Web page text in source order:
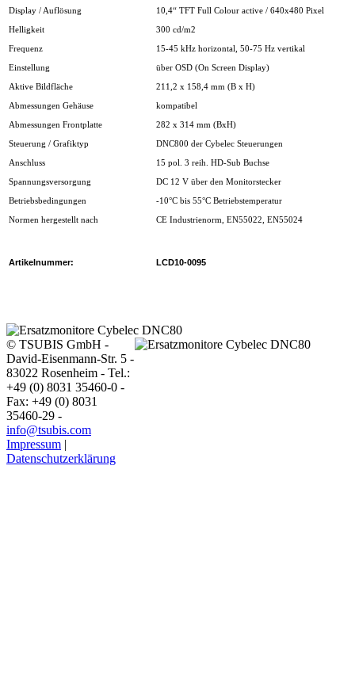
Display / Auflösung 10,4“ TFT Full Colour active / 640x480 Pixel
Helligkeit 300 cd/m2
Frequenz 15-45 kHz horizontal, 50-75 Hz vertikal
Einstellung über OSD (On Screen Display)
Aktive Bildfläche 211,2 x 158,4 mm (B x H)
Abmessungen Gehäuse kompatibel
Abmessungen Frontplatte 282 x 314 mm (BxH)
Steuerung / Grafiktyp DNC800 der Cybelec Steuerungen
Anschluss 15 pol. 3 reih. HD-Sub Buchse
Spannungsversorgung DC 12 V über den Monitorstecker
Betriebsbedingungen -10°C bis 55°C Betriebstemperatur
Normen hergestellt nach CE Industrienorm, EN55022, EN55024
Artikelnummer: LCD10-0095
© TSUBIS GmbH -
David-Eisenmann-Str. 5 -
83022 Rosenheim - Tel.:
+49 (0) 8031 35460-0 -
Fax: +49 (0) 8031
35460-29 -
info@tsubis.com
Impressum |
Datenschutzerklärung